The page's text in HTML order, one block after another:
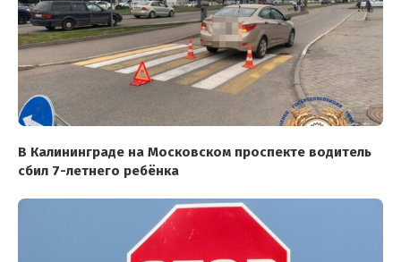
В Калининграде на Московском проспекте водитель
сбил 7-летнего ребёнка